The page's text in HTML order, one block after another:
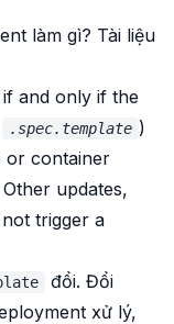
làm gì? Tài liệu
and only if the
.spec.template )
or container
updates,
trigger a
đổi. Đổi
xử lý,